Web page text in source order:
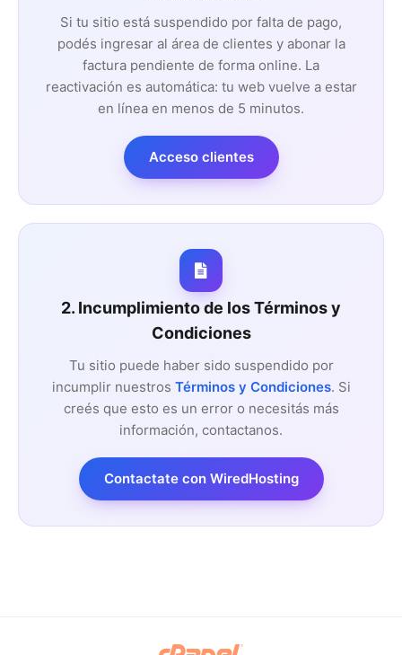
Si tu sitio está suspendido por falta de pago,
podés ingresar al área de clientes y abonar la
factura pendiente de forma online. La
reactivación es automática: tu web vuelve a estar
en línea en menos de 5 minutos.
Acceso clientes
2. Incumplimiento de los Términos y
Condiciones
Tu sitio puede haber sido suspendido por
incumplir nuestros Términos y Condiciones. Si
creés que esto es un error o necesitás más
información, contactanos.
Contactate con WiredHosting